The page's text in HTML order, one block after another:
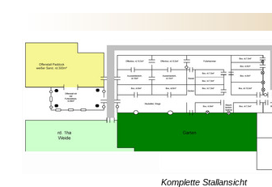
Komplette Stallansicht